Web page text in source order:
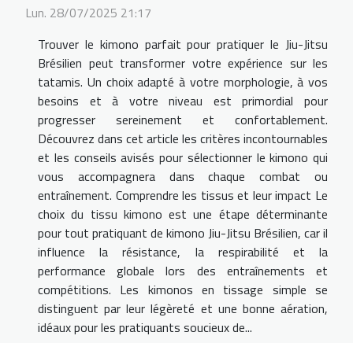
Lun. 28/07/2025 21:17
Trouver le kimono parfait pour pratiquer le Jiu-Jitsu
Brésilien peut transformer votre expérience sur les
tatamis. Un choix adapté à votre morphologie, à vos
besoins et à votre niveau est primordial pour
progresser sereinement et confortablement.
Découvrez dans cet article les critères incontournables
et les conseils avisés pour sélectionner le kimono qui
vous accompagnera dans chaque combat ou
entraînement. Comprendre les tissus et leur impact Le
choix du tissu kimono est une étape déterminante
pour tout pratiquant de kimono Jiu-Jitsu Brésilien, car il
influence la résistance, la respirabilité et la
performance globale lors des entraînements et
compétitions. Les kimonos en tissage simple se
distinguent par leur légèreté et une bonne aération,
idéaux pour les pratiquants soucieux de...